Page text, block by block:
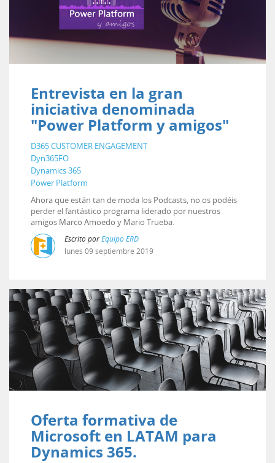
Entrevista en la gran
iniciativa denominada
"Power Platform y amigos"
D365 CUSTOMER ENGAGEMENT
Dyn365FO
Dynamics 365
Power Platform
Ahora que están tan de moda los Podcasts, no os podéis
perder el fantástico programa liderado por nuestros
amigos Marco Amoedo y Mario Trueba.
Escrito porEquipo ERD
lunes 09septiembre 2019
Oferta formativa de
Microsoft en LATAM para
Dynamics 365.